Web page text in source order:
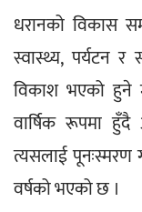
धरानको विकास
स्वास्थ्य, पर्यटन
विकाश भएको हुने
वार्षिक रूपमा
त्यसलाई पूनःस्मरण
वर्षको भएको छ ।